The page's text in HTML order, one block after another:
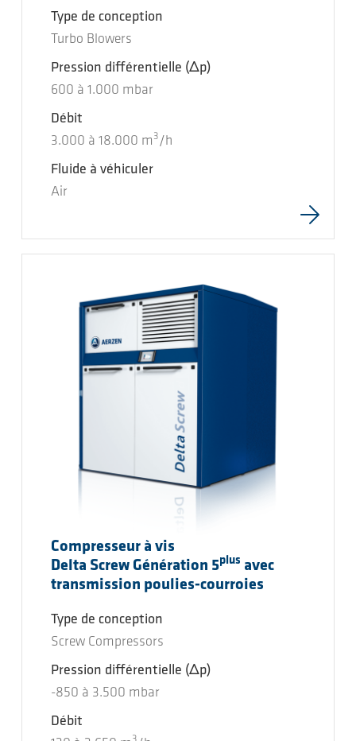
Type de conception
Turbo Blowers
Pression différentielle (Δp)
600 à 1.000 mbar
Débit
3.000 à 18.000 m 3 /h
Fluide à véhiculer
Air
Compresseur à vis
Delta Screw Génération 5plus avec
transmission poulies-courroies
Type de conception
Screw Compressors
Pression différentielle (Δp)
-850 à 3.500 mbar
Débit